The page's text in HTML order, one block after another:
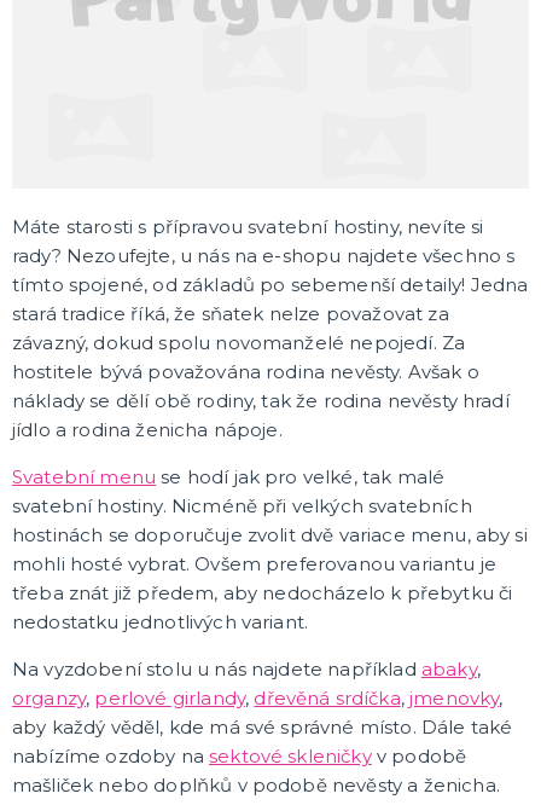
MIKULÁŠ, ČERT, ANDĚL, SANTA CLAUS
Jeskynní muži a ženy
Doktoři a sestřičky
Hippie kostýmy
Pirátské a námořnické kostýmy
Sexy kostýmy
Čarodějnické kostýmy
Prohibice
Vánoční kostýmy
Jeptišky a kněží
Uniformy
Upíří kostýmy
Zombie a strašidelné kostýmy
Kostýmy z divokého západu
Klaunské kostýmy
Disco, retro, rap, rockové kostýmy
Historické kostýmy
St. Patrick`s Day
Oktoberfest, Beerfest
Pohádkové a filmové kostýmy
Vtipné kostýmy
Maskoti a zvířecí kostýmy
Sansation white
Pink party
Poslední zvonění
DALŠÍ KATEGORIE
KOSTÝMY PRO DĚTI
Kostýmy pro kluky
Kostýmy pro dívky
Kostýmy pro nejmenší
DOPLŇKY KE KOSTÝMŮM
Mini tutu sukýnky
Pálení čarodějnic
Rukavice
Pláště
Zbraně
Zuby
Brýle
Další doplňky
Pirátské a námořnické
Kovbojské a indiánské
Punčochy, podvazky, návleky, legíny
Čelenky
Koruny, korunky
DALŠÍ KATEGORIE
Vodou ředitelná líčidla
Olejová líčidla
Hororové efekty
Umělé řasy, tetování a rtěnky
DALŠÍ KATEGORIE
Máte starosti s přípravou svatební hostiny, nevíte si
rady? Nezoufejte, u nás na e-shopu najdete všechno s
tímto spojené, od základů po sebemenší detaily! Jedna
stará tradice říká, že sňatek nelze považovat za
závazný, dokud spolu novomanželé nepojedí. Za
hostitele bývá považována rodina nevěsty. Avšak o
náklady se dělí obě rodiny, tak že rodina nevěsty hradí
jídlo a rodina ženicha nápoje.
Svatební menu se hodí jak pro velké, tak malé
svatební hostiny. Nicméně při velkých svatebních
hostinách se doporučuje zvolit dvě variace menu, aby si
mohli hosté vybrat. Ovšem preferovanou variantu je
třeba znát již předem, aby nedocházelo k přebytku či
nedostatku jednotlivých variant.
Na vyzdobení stolu u nás najdete například abaky,
organzy, perlové girlandy, dřevěná srdíčka,jmenovky,
aby každý věděl, kde má své správné místo. Dále také
nabízíme ozdoby nasektové skleničkyv podobě
mašliček nebo doplňků v podobě nevěsty a ženicha.